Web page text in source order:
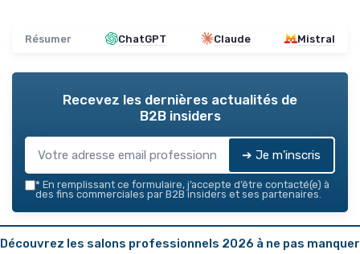
Résumer ChatGPT Claude Mistral
Recevez les dernières actualités de
B2B insiders
➔ Je m'inscris
* En remplissant ce formulaire, j’accepte d’être contacté(e) à
des fins commerciales par B2B insiders et ses partenaires.
Découvrez les salons professionnels 2026 à ne pas manquer